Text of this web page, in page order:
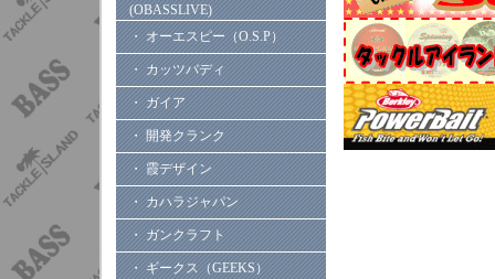
(OBASSLIVE)
・ オーエスピー（O.S.P）
・ カッツバディ
・ ガイア
・ 開発クランク
・ 霞デザイン
・ カハラジャパン
・ ガンクラフト
・ ギークス（GEEKS）